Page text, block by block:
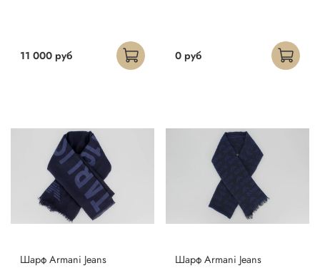
11 000 руб 0 руб
Шарф Armani Jeans Шарф Armani Jeans